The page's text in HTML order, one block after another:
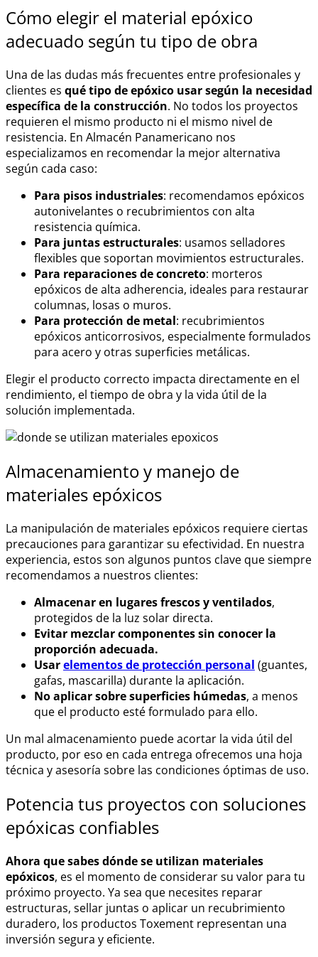
Cómo elegir el material epóxico
adecuado según tu tipo de obra
Una de las dudas más frecuentes entre profesionales y
clientes es qué tipo de epóxico usar según la necesidad
específica de la construcción. No todos los proyectos
requieren el mismo producto ni el mismo nivel de
resistencia. En Almacén Panamericano nos
especializamos en recomendar la mejor alternativa
según cada caso:
Para pisos industriales: recomendamos epóxicos
autonivelantes o recubrimientos con alta
resistencia química.
Para juntas estructurales: usamos selladores
flexibles que soportan movimientos estructurales.
Para reparaciones de concreto: morteros
epóxicos de alta adherencia, ideales para restaurar
columnas, losas o muros.
Para protección de metal: recubrimientos
epóxicos anticorrosivos, especialmente formulados
para acero y otras superficies metálicas.
Elegir el producto correcto impacta directamente en el
rendimiento, el tiempo de obra y la vida útil de la
solución implementada.
Almacenamiento y manejo de
materiales epóxicos
La manipulación de materiales epóxicos requiere ciertas
precauciones para garantizar su efectividad. En nuestra
experiencia, estos son algunos puntos clave que siempre
recomendamos a nuestros clientes:
Almacenar en lugares frescos y ventilados,
protegidos de la luz solar directa.
Evitar mezclar componentes sin conocer la
proporción adecuada.
Usarelementos de protección personal (guantes,
gafas, mascarilla) durante la aplicación.
No aplicar sobre superficies húmedas, a menos
que el producto esté formulado para ello.
Un mal almacenamiento puede acortar la vida útil del
producto, por eso en cada entrega ofrecemos una hoja
técnica y asesoría sobre las condiciones óptimas de uso.
Potencia tus proyectos con soluciones
epóxicas confiables
Ahora que sabes dónde se utilizan materiales
epóxicos, es el momento de considerar su valor para tu
próximo proyecto. Ya sea que necesites reparar
estructuras, sellar juntas o aplicar un recubrimiento
duradero, los productos Toxement representan una
inversión segura y eficiente.